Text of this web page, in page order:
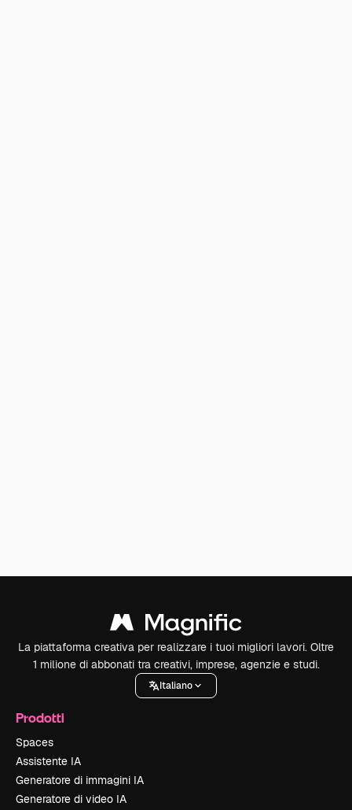
La piattaforma creativa per realizzare i tuoi migliori lavori. Oltre
1 milione di abbonati tra creativi, imprese, agenzie e studi.
Italiano
Prodotti
Spaces
Assistente IA
Generatore di immagini IA
Generatore di video IA